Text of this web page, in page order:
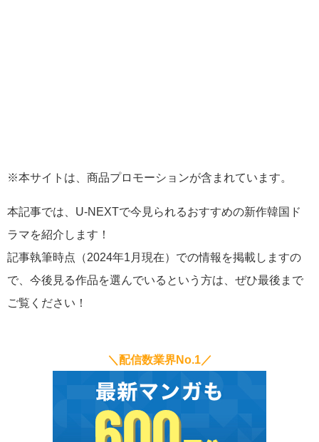
※本サイトは、商品プロモーションが含まれています。
本記事では、U-NEXTで今見られるおすすめの新作韓国ド
ラマを紹介します！
記事執筆時点（2024年1月現在）での情報を掲載しますの
で、今後見る作品を選んでいるという方は、ぜひ最後まで
ご覧ください！
＼配信数業界No.1／